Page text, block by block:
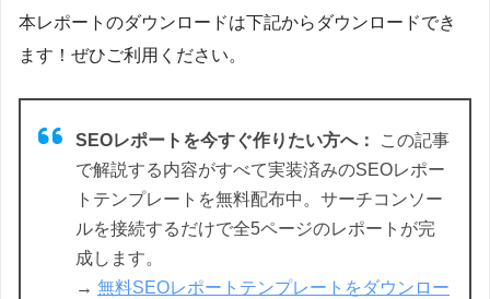
本レポートのダウンロードは下記からダウンロードでき
ます！ぜひご利用ください。
SEOレポートを今すぐ作りたい方へ：
この記事
で解説する内容がすべて実装済みのSEOレポー
トテンプレートを無料配布中。サーチコンソー
ルを接続するだけで全5ページのレポートが完
成します。
→ 無料SEOレポートテンプレートをダウンロー